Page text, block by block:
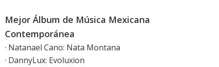
Mejor Álbum de Música Mexicana
Contemporánea
· Natanael Cano: Nata Montana
· DannyLux: Evoluxion